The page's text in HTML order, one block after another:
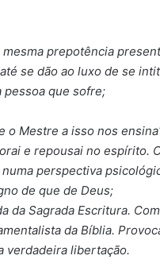
prepotência
se dão ao luxo de se
pessoa que sofre;
o Mestre a isso nos
e repousai no espírito.
perspectiva
de que de Deus;
da Sagrada Escritura.
da Bíblia.
verdadeira libertação.